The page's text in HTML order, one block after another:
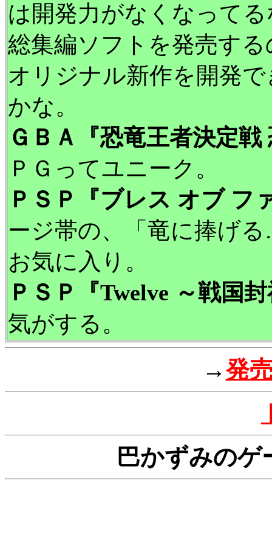
は開発力がなくなって
総集編ソフトを発売する
オリジナル新作を開発
かな。
ＧＢＡ『恐竜王者決定
ＰＧってユニーク。
ＰＳＰ『ブレス オブ フ
ージ帯の、「竜に捧げ
お気に入り。
ＰＳＰ『Twelve ～戦国
気がする。
→発
巴かずみのゲ